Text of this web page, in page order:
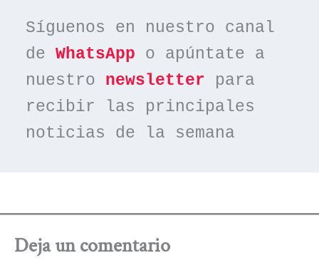
Síguenos en nuestro canal
de WhatsApp o apúntate a
nuestro newsletter para
recibir las principales
noticias de la semana
Deja un comentario